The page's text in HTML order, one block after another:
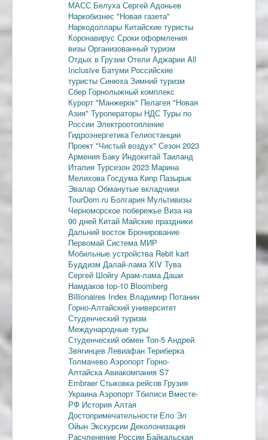
МАСС Белуха Сергей Адоньев
Наркобизнес "Новая газета"
Наркодоллары Китайские туристы
Коронавирус Сроки оформления
визы Организованный туризм
Отдых в Грузии Отели Аджарии All
Inclusive Батуми Российские
туристы Синюха Зимний туризм
Сбер Горнолыжный комплекс
Курорт "Манжерок" Пелагея "Новая
Азия" Туроператоры НДС Туры по
России Электроотопление
Гидроэнергетика Гелиостанции
Проект "Чистый воздух" Сезон 2023
Армения Баку Индокитай Таиланд
Италия Турсезон 2023 Марина
Мелихова Госдума Кипр Пазырык
Эвалар Обманутые вкладчики
TourDom.ru Болгария Мультивизы
Черноморское побережье Виза на
90 дней Китай Майские праздники
Дальний восток Бронирование
Первомай Система МИР
Мобильные устройства Rebit kart
Буддизм Далай-лама XIV Тува
Сергей Шойгу Арам-лама Даши
Намдаков top-10 Bloomberg
Billionaires Index Владимир Потанин
Горно-Алтайский университет
Студенческий туризм
Международные туры
Студенческий обмен Топ-5 Андрей
Звягинцев Левиафан Териберка
Толмачево Аэропорт Горно-
Алтайска Авиакомпания S7
EmbraerСтыковка рейсов Грузия
Украина Аэропорт Тбилиси Вместе-
РФ История Алтая
Достопримечательности Ело Эл
Ойын Экскурсии Деколонизация
Расчленение России Байкальская